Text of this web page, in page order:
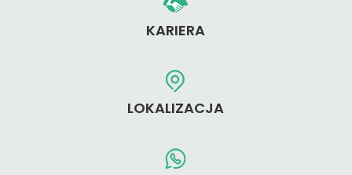
KARIERA
LOKALIZACJA